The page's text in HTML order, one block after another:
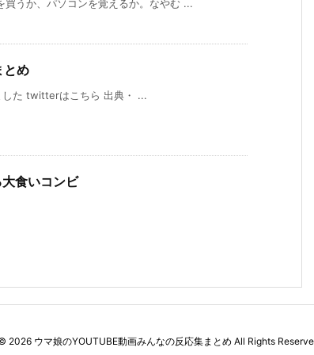
買うか、パソコンを覚えるか。なやむ ...
とめ
した twitterはこちら 出典・ ...
大食いコンビ
2026 ウマ娘のYOUTUBE動画みんなの反応集まとめ All Rights